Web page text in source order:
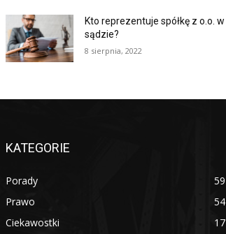
Kto reprezentuje spółkę z o.o. w
sądzie?
8 sierpnia, 2022
KATEGORIE
Porady
59
Prawo
54
Ciekawostki
17